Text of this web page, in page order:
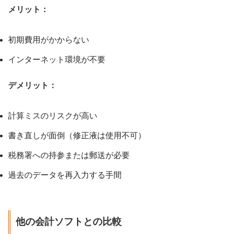
メリット：
初期費用がかからない
インターネット環境が不要
デメリット：
計算ミスのリスクが高い
書き直しが面倒（修正液は使用不可）
税務署への持参または郵送が必要
過去のデータを再入力する手間
他の会計ソフトとの比較